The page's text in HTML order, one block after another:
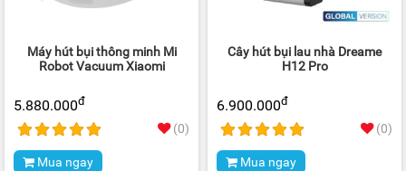
Máy hút bụi thông minh Mi
Robot Vacuum Xiaomi
5.880.000đ
(0)
Mua ngay
Cây hút bụi lau nhà Dreame
H12 Pro
6.900.000đ
(0)
Mua ngay